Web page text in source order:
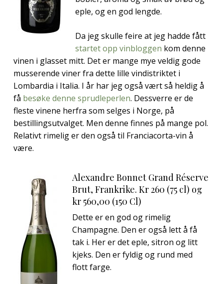
eple, og en god lengde.
Da jeg skulle feire at jeg hadde fått
startet opp vinbloggen kom denne
vinen i glasset mitt. Det er mange mye veldig gode
musserende viner fra dette lille vindistriktet i
Lombardia i Italia. I år har jeg også vært så heldig å
få besøke denne sprudleperlen. Dessverre er de
fleste vinene herfra som selges i Norge, på
bestillingsutvalget. Men denne finnes på mange pol.
Relativt rimelig er den også til Franciacorta-vin å
være.
Alexandre Bonnet Grand Réserve
Brut, Frankrike. Kr 260 (75 cl) og
kr 560,00 (150 Cl)
Dette er en god og rimelig
Champagne. Den er også lett å få
tak i. Her er det eple, sitron og litt
kjeks. Den er fyldig og rund med
flott farge.